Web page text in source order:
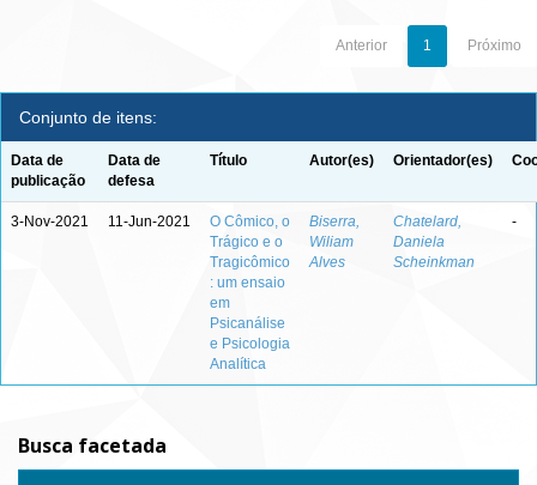
Anterior 1 Próximo
Conjunto de itens:
Data de
publicação
Data de
defesa
Título Autor(es) Orientador(es)
3-Nov-2021 11-Jun-2021
O Cômico, o
Trágico e o
Tragicômico
: um ensaio
em
Psicanálise
e Psicologia
Analítica
Biserra,
Wiliam
Alves
Chatelard,
Daniela
Scheinkman
-
Busca facetada